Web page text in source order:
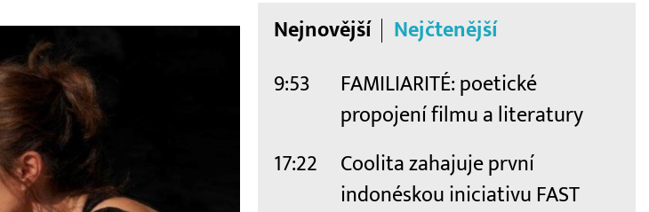
Nejnovější Nejčtenější
9:53
FAMILIARITÉ: poetické
propojení filmu a literatury
17:22
Coolita zahajuje první
indonéskou iniciativu FAST